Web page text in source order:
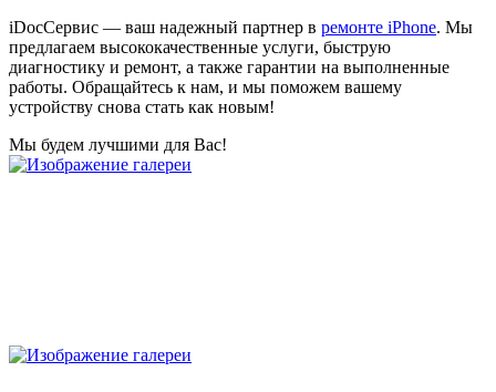
iDocСервис — ваш надежный партнер в ремонте iPhone. Мы
предлагаем высококачественные услуги, быструю
диагностику и ремонт, а также гарантии на выполненные
работы. Обращайтесь к нам, и мы поможем вашему
устройству снова стать как новым!
Мы будем лучшими для Вас!